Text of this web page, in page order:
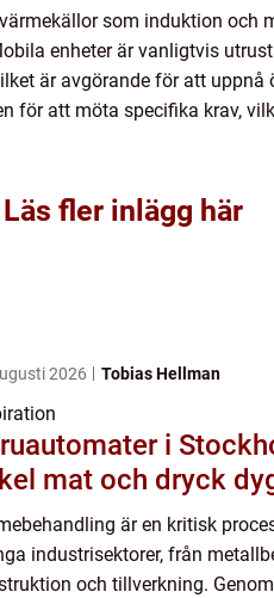
som induktion och
enheter är vanligtvis
är avgörande för att uppnå
att möta specifika krav,
Läs fler inlägg här
2026 Tobias Hellman
i
mat och dryck
är en kritisk
industrisektorer, från
och tillverkning.